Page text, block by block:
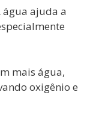
água ajuda a
mais água,
oxigênio e